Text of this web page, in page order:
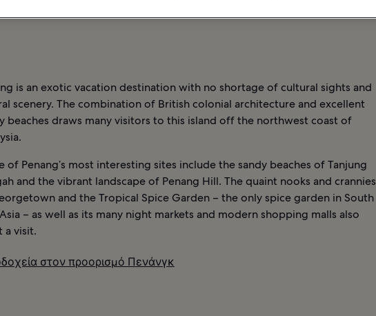
is an exotic vacation destination with no shortage of cultural sights and
scenery. The combination of British colonial architecture and excellent
beaches draws many visitors to this island off the northwest coast of
of Penang’s most interesting sites include the sandy beaches of Tanjung
and the vibrant landscape of Penang Hill. The quaint nooks and crannies
and the Tropical Spice Garden – the only spice garden in South
– as well as its many night markets and modern shopping malls also
a visit.
στον προορισμό Πενάνγκ